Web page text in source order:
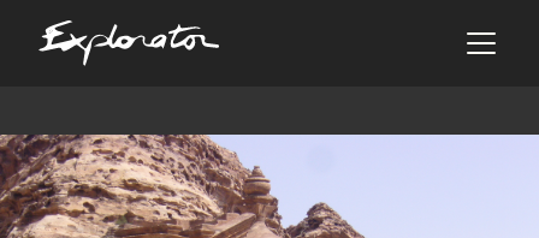
Les pays
AFRIQUE DU SUD